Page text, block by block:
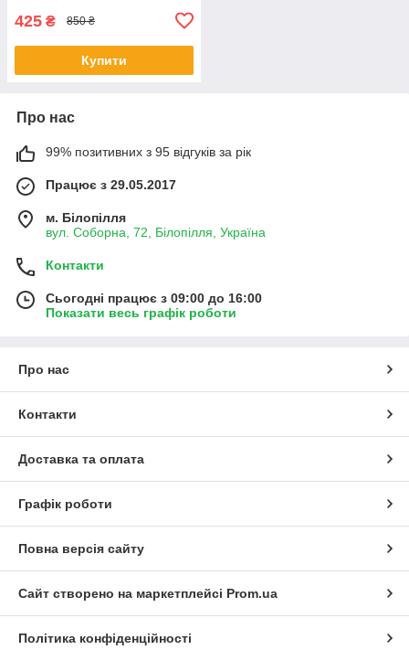
425 ₴ 850 ₴
Купити
Про нас
99% позитивних з 95 відгуків за рік
Працює з 29.05.2017
м. Білопілля
вул. Соборна, 72, Білопілля, Україна
Контакти
Сьогодні працює з 09:00 до 16:00
Показати весь графік роботи
Про нас
Контакти
Доставка та оплата
Графік роботи
Повна версія сайту
Сайт створено на маркетплейсі Prom.ua
Політика конфіденційності